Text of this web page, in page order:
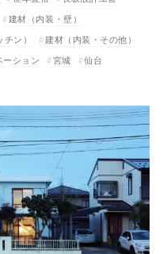
建材（内装・壁）
ン）
建材（内装・その他）
ーション 宮城 仙台